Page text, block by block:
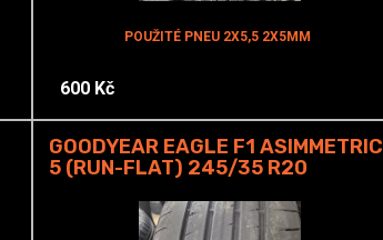
POUŽITÉ PNEU 2X5,5 2X5MM
600 Kč
GOODYEAR EAGLE F1 ASIMMETRIC
5 (RUN-FLAT) 245/35 R20